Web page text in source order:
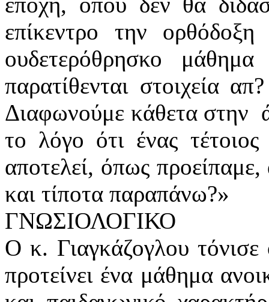
επίκεντρο την
ουδετερόθρησκο
παρατίθενται στοιχεία
Διαφωνούμε κάθετα στην
το λόγο ότι ένας
αποτελεί, όπως
και τίποτα παραπάνω?»
ΓΝΩΣΙΟΛΟΓΙΚΟ
Ο κ. Γιαγκάζογλου
προτείνει ένα μάθημα